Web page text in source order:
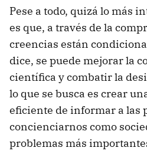
Pese a todo, quizá lo más
es que, a través de la
creencias están
dice, se puede mejorar la
científica y combatir la
lo que se busca es crear
eficiente de informar a las
concienciarnos como
problemas más